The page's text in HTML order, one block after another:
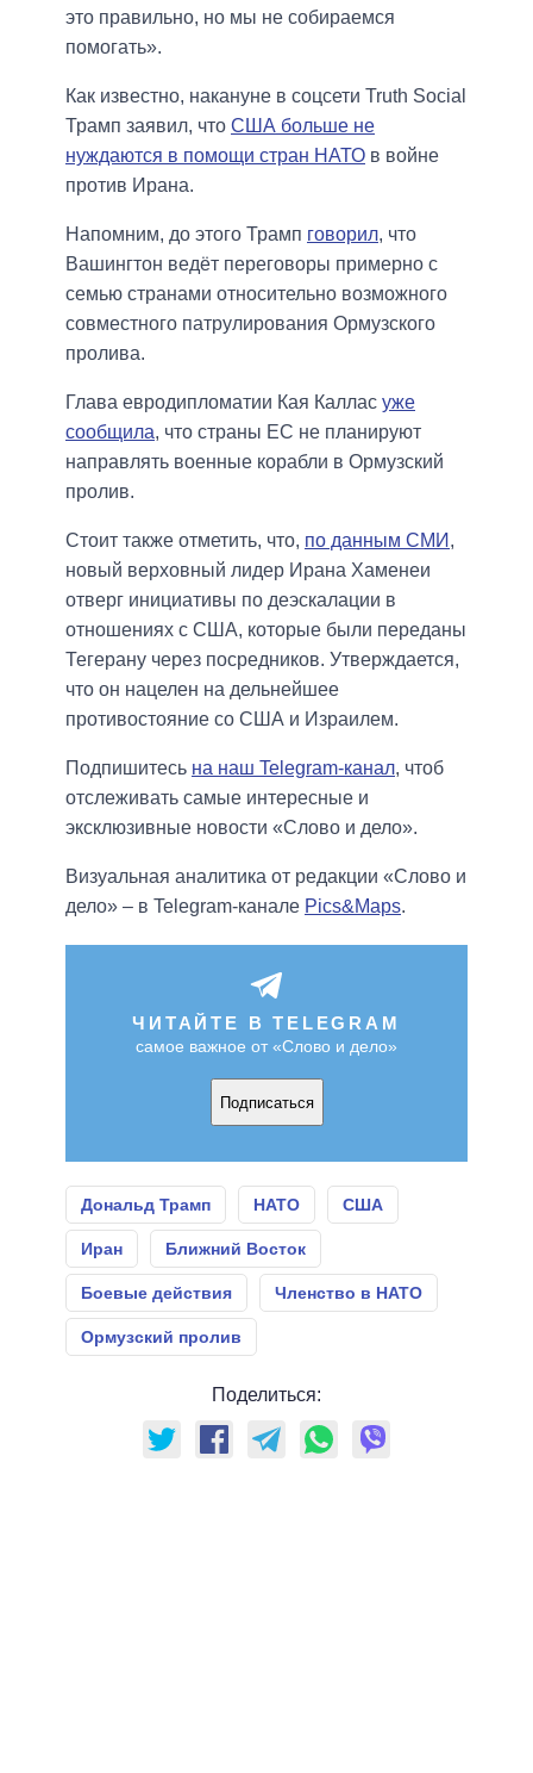
это правильно, но мы не собираемся
помогать».
Как известно, накануне в соцсети Truth Social
Трамп заявил, что США больше не
нуждаются в помощи стран НАТО в войне
против Ирана.
Напомним, до этого Трамп говорил, что
Вашингтон ведёт переговоры примерно с
семью странами относительно возможного
совместного патрулирования Ормузского
пролива.
Глава евродипломатии Кая Каллас уже
сообщила, что страны ЕС не планируют
направлять военные корабли в Ормузский
пролив.
Стоит также отметить, что, по данным СМИ ,
новый верховный лидер Ирана Хаменеи
отверг инициативы по деэскалации в
отношениях с США, которые были переданы
Тегерану через посредников. Утверждается,
что он нацелен на дельнейшее
противостояние со США и Израилем.
Подпишитесь на наш Telegram-канал, чтоб
отслеживать самые интересные и
эксклюзивные новости «Слово и дело».
Визуальная аналитика от редакции «Слово и
дело» – в Telegram-канале Pics&Maps.
ЧИТАЙТЕ В TELEGRAM
самое важное от «Слово и дело»
Подписаться
Дональд Трамп НАТО США
Иран Ближний Восток
Боевые действия Членство в НАТО
Ормузский пролив
Поделиться: